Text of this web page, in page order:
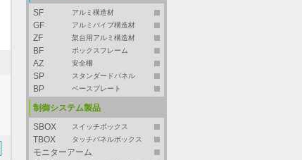
SF
アルミ構造材
GF アルミパイプ構造材
ZF 架台用アルミ構造材
BF ボックスフレーム
AZ 安全柵
SP スタンダードパネル
BP ベースプレート
制御システム製品
SBOX
スイッチボックス
TBOX タッチパネルボックス
モニターアーム